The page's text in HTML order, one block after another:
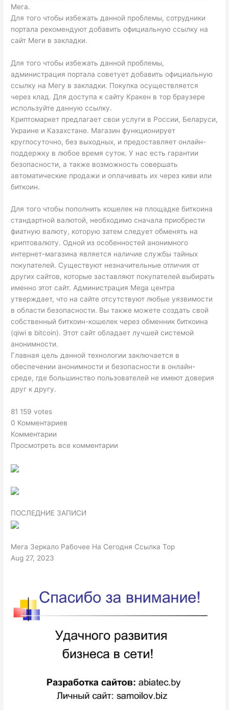
Мега.
Для того чтобы избежать данной проблемы, сотрудники
портала рекомендуют добавить официальную ссылку на
сайт Меги в закладки.
Для того чтобы избежать данной проблемы,
администрация портала советует добавить официальную
ссылку на Мегу в закладки. Покупка осуществляется
через клад. Для доступа к сайту Кракен в тор браузере
используйте данную ссылку.
Криптомаркет предлагает свои услуги в России, Беларуси,
Украине и Казахстане. Магазин функционирует
круглосуточно, без выходных, и предоставляет онлайн-
поддержку в любое время суток. У нас есть гарантии
безопасности, а также возможность совершать
автоматические продажи и оплачивать их через киви или
биткоин.
Для того чтобы пополнить кошелек на площадке биткоина
стандартной валютой, необходимо сначала приобрести
фиатную валюту, которую затем следует обменять на
криптовалюту. Одной из особенностей анонимного
интернет-магазина является наличие службы тайных
покупателей. Существуют незначительные отличия от
других сайтов, которые заставляют покупателей выбирать
именно этот сайт. Администрация Mega центра
утверждает, что на сайте отсутствуют любые уязвимости
в области безопасности. Вы также можете создать свой
собственный биткоин-кошелек через обменник биткоина
(qiwi в bitcoin). Этот сайт обладает лучшей системой
анонимности.
Главная цель данной технологии заключается в
обеспечении анонимности и безопасности в онлайн-
среде, где большинство пользователей не имеют доверия
друг к другу.
81 159 votes
0 Комментариев
Комментарии
Просмотреть все комментарии
ПОСЛЕДНИЕ ЗАПИСИ
Мега Зеркало Рабочее На Сегодня Ссылка Тор
Aug 27, 2023